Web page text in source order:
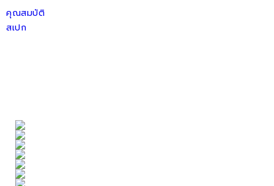
คุณสมบัติ
สเปก